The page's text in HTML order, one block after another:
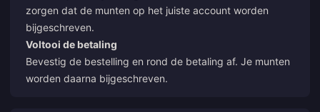
zorgen dat de munten op het juiste account worden
bijgeschreven.
Voltooi de betaling
Bevestig de bestelling en rond de betaling af. Je munten
worden daarna bijgeschreven.